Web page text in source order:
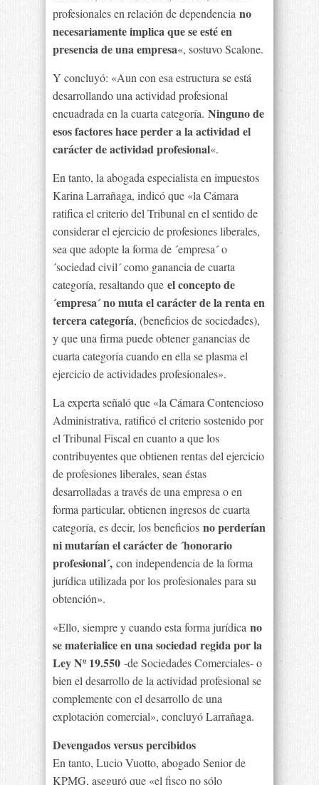
profesionales en relación de dependencia no
necesariamente implica que se esté en
presencia de una empresa«, sostuvo Scalone.
Y concluyó: «Aun con esa estructura se está
desarrollando una actividad profesional
encuadrada en la cuarta categoría. Ninguno de
esos factores hace perder a la actividad el
carácter de actividad profesional«.
En tanto, la abogada especialista en impuestos
Karina Larrañaga, indicó que «la Cámara
ratifica el criterio del Tribunal en el sentido de
considerar el ejercicio de profesiones liberales,
sea que adopte la forma de ´empresa´ o
´sociedad civil´ como ganancia de cuarta
categoría, resaltando que el concepto de
´empresa´ no muta el carácter de la renta en
tercera categoría, (beneficios de sociedades),
y que una firma puede obtener ganancias de
cuarta categoría cuando en ella se plasma el
ejercicio de actividades profesionales».
La experta señaló que «la Cámara Contencioso
Administrativa, ratificó el criterio sostenido por
el Tribunal Fiscal en cuanto a que los
contribuyentes que obtienen rentas del ejercicio
de profesiones liberales, sean éstas
desarrolladas a través de una empresa o en
forma particular, obtienen ingresos de cuarta
categoría, es decir, los beneficios no perderían
ni mutarían el carácter de ´honorario
profesional´, con independencia de la forma
jurídica utilizada por los profesionales para su
obtención».
«Ello, siempre y cuando esta forma jurídica no
se materialice en una sociedad regida por la
Ley Nº 19.550 -de Sociedades Comerciales- o
bien el desarrollo de la actividad profesional se
complemente con el desarrollo de una
explotación comercial», concluyó Larrañaga.
Devengados versus percibidos
En tanto, Lucio Vuotto, abogado Senior de
KPMG, aseguró que «el fisco no sólo